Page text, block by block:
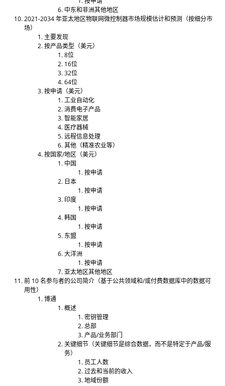
中东和非洲其他地区
2021-2034 年亚太地区物联网微控制器市场规模估计和预测（按细分市
场）
主要发现
按产品类型（美元）
8位
16位
32位
64位
按申请（美元）
工业自动化
消费电子产品
智能家居
医疗器械
远程信息处理
其他（精准农业等）
按国家/地区（美元）
中国
按申请
日本
按申请
印度
按申请
韩国
按申请
东盟
按申请
大洋洲
按申请
亚太地区其他地区
前 10 名参与者的公司简介（基于公共领域和/或付费数据库中的数据可
用性）
博通
概述
密钥管理
总部
产品/业务部门
关键细节（关键细节是综合数据，而不是特定于产品/服
务）
员工人数
过去和当前的收入
地域份额